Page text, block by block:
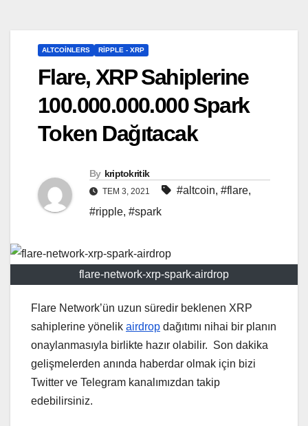
ALTCOINLERS RIPPLE - XRP
Flare, XRP Sahiplerine
100.000.000.000 Spark
Token Dağıtacak
By kriptokritik
TEM 3, 2021 #altcoin, #flare,
#ripple, #spark
flare-network-xrp-spark-airdrop
Flare Network’ün uzun süredir beklenen XRP
sahiplerine yönelik airdrop dağıtımı nihai bir planın
onaylanmasıyla birlikte hazır olabilir. Son dakika
gelişmelerden anında haberdar olmak için bizi
Twitter ve Telegram kanalımızdan takip
edebilirsiniz.